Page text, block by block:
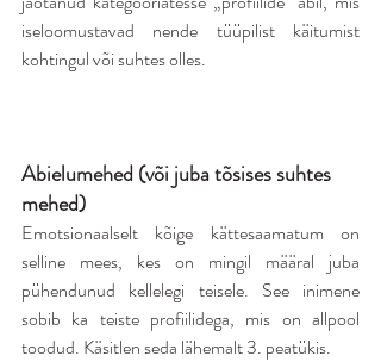
iseloomustavad nende tüüpilist käitumist
kohtingul või suhtes olles.
Abielumehed (või juba tõsises suhtes
mehed)
Emotsionaalselt kõige kättesaamatum on
selline mees, kes on mingil määral juba
pühendunud kellelegi teisele. See inimene
sobib ka teiste profiilidega, mis on allpool
toodud. Käsitlen seda lähemalt 3. peatükis.